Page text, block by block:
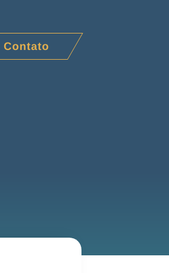
Contato